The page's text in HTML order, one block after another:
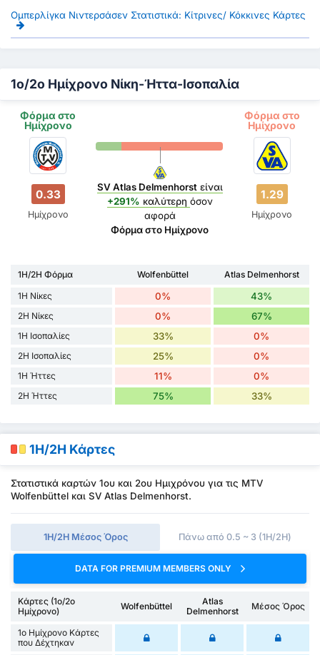
Ομπερλίγκα Νιντερσάσεν Στατιστικά: Κίτρινες/ Κόκκινες Κάρτες
1ο/2ο Ημίχρονο Νίκη-Ήττα-Ισοπαλία
Φόρμα στο
Ημίχρονο
Φόρμα στο
Ημίχρονο
0.33
Ημίχρονο
SV Atlas Delmenhorstείναι
+291% καλύτερη όσον
αφορά
Φόρμα στο Ημίχρονο
1.29
Ημίχρονο
1H/2H Φόρμα Wolfenbüttel
Atlas Delmenhorst
1H Νίκες
0% 43%
2H Νίκες 0% 67%
1H Ισοπαλίες 33% 0%
2H Ισοπαλίες 25% 0%
1H Ήττες 11% 0%
2H Ήττες 75% 33%
1H/2H Κάρτες
Στατιστικά καρτών 1ου και 2ου Ημιχρόνου για τις MTV
Wolfenbüttel και SV Atlas Delmenhorst.
1Η/2Η Μέσος Όρος Πάνω από 0.5 ~ 3 (1H/2H)
DATA FOR PREMIUM MEMBERS ONLY
Κάρτες (1ο/2ο
Ημίχρονο)
Wolfenbüttel
Atlas
Delmenhorst
Μέσος Όρος
1ο Ημίχρονο Κάρτες
που Δέχτηκαν